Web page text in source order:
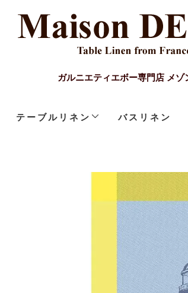
ガルニエティエボー専門店 メゾ
テーブルリネン バスリネン